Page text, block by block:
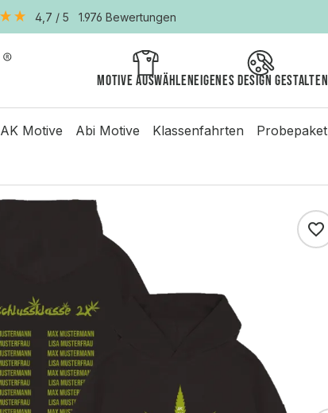
4,7 / 5 1.976 Bewertungen
Motive auswählenEigenes Design gestalten
AK Motive Abi Motive Klassenfahrten Probepaket